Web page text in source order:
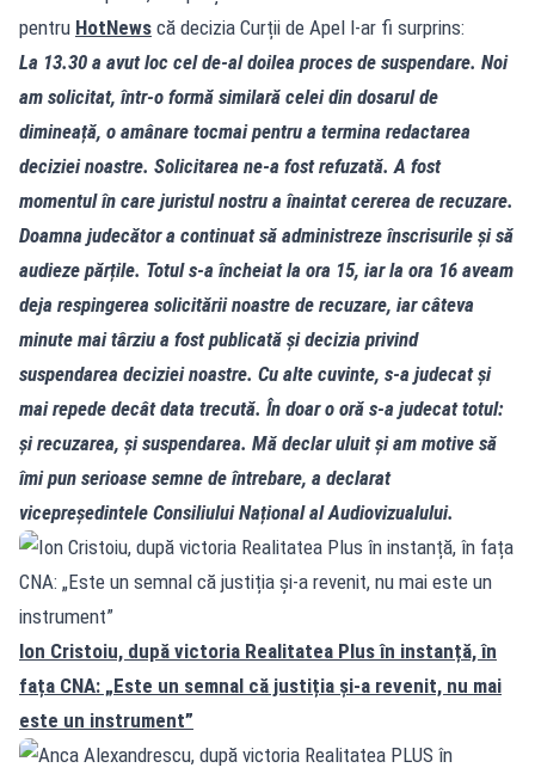
pentru HotNews că decizia Curții de Apel l‑ar fi surprins:
La 13.30 a avut loc cel de‑al doilea proces de suspendare. Noi
am solicitat, într‑o formă similară celei din dosarul de
dimineață, o amânare tocmai pentru a termina redactarea
deciziei noastre. Solicitarea ne‑a fost refuzată. A fost
momentul în care juristul nostru a înaintat cererea de recuzare.
Doamna judecător a continuat să administreze înscrisurile și să
audieze părțile. Totul s‑a încheiat la ora 15, iar la ora 16 aveam
deja respingerea solicitării noastre de recuzare, iar câteva
minute mai târziu a fost publicată și decizia privind
suspendarea deciziei noastre. Cu alte cuvinte, s‑a judecat și
mai repede decât data trecută. În doar o oră s‑a judecat totul:
și recuzarea, și suspendarea. Mă declar uluit și am motive să
îmi pun serioase semne de întrebare, a declarat
vicepreședintele Consiliului Național al Audiovizualului.
Ion Cristoiu, după victoria Realitatea Plus în instanță, în
fața CNA: „Este un semnal că justiția și-a revenit, nu mai
este un instrument”